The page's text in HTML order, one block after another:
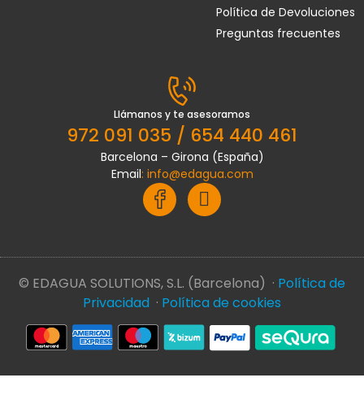
Política de Devoluciones
Preguntas frecuentes
Llámanos y te asesoramos
972 091 035 / 654 440 461
Barcelona – Girona (España)
Email: info@edagua.com
© EDAGUA SOLUTIONS, S.L. (Barcelona) · Política de
Privacidad · Política de cookies